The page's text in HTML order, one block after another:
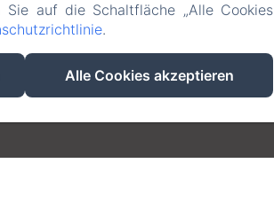
auf die Schaltfläche „Alle Cookies
.
Alle Cookies akzeptieren